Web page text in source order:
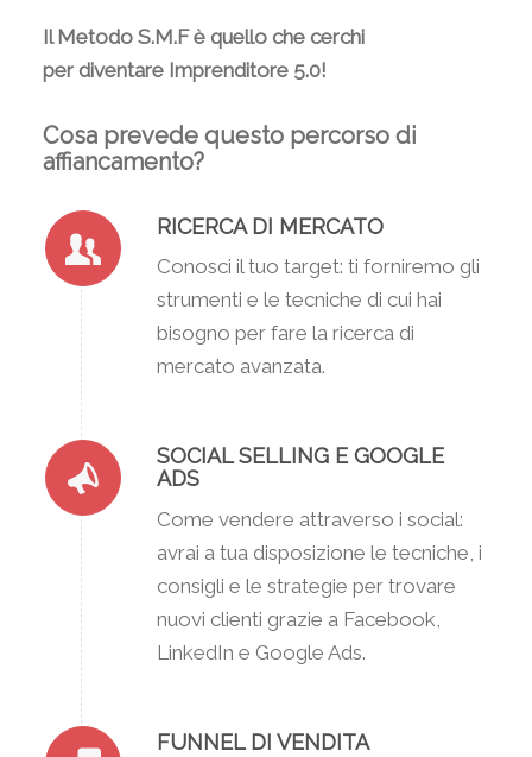
Il Metodo S.M.F è quello che cerchi
per diventare Imprenditore 5.0!
Cosa prevede questo percorso di
affiancamento?
RICERCA DI MERCATO
Conosci il tuo target: ti forniremo gli
strumenti e le tecniche di cui hai
bisogno per fare la ricerca di
mercato avanzata.
SOCIAL SELLING E GOOGLE
ADS
Come vendere attraverso i social:
avrai a tua disposizione le tecniche, i
consigli e le strategie per trovare
nuovi clienti grazie a Facebook,
LinkedIn e Google Ads.
FUNNEL DI VENDITA